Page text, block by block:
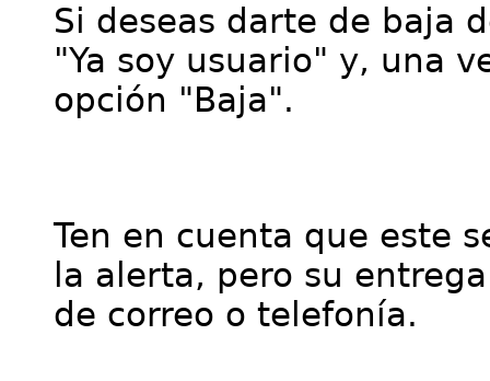
Si deseas darte de baja
"Ya soy usuario" y, una
opción "Baja".
Ten en cuenta que este
la alerta, pero su
de correo o telefonía.